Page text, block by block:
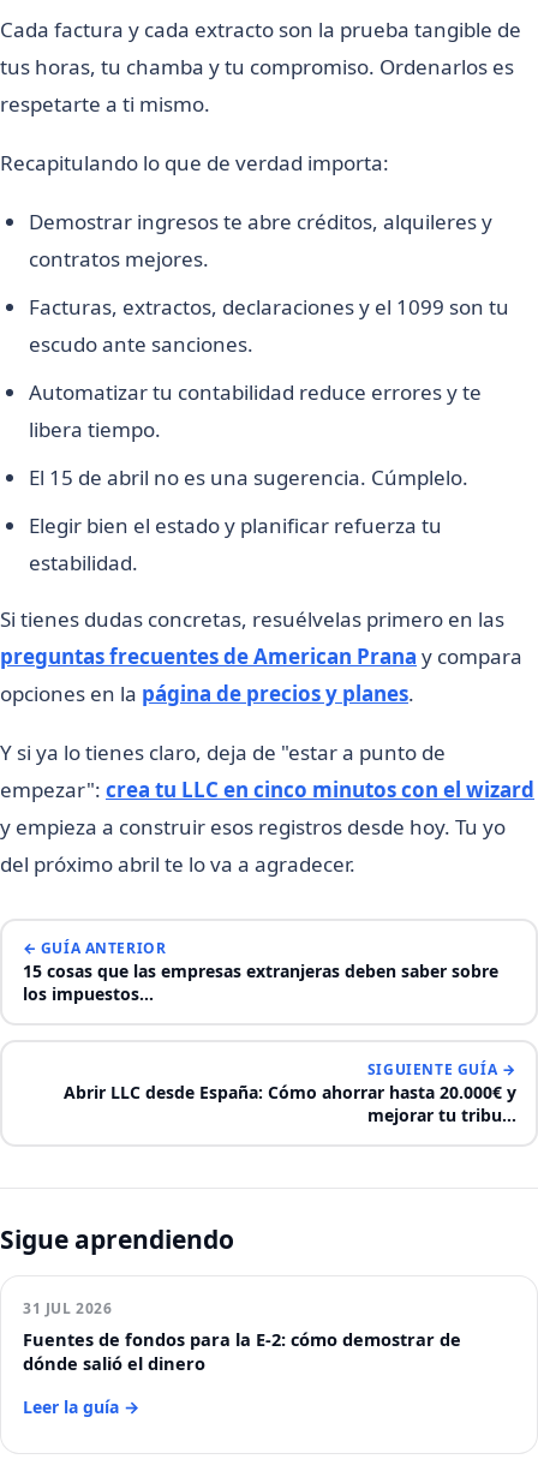
Cada factura y cada extracto son la prueba tangible de
tus horas, tu chamba y tu compromiso. Ordenarlos es
respetarte a ti mismo.
Recapitulando lo que de verdad importa:
Demostrar ingresos te abre créditos, alquileres y
contratos mejores.
Facturas, extractos, declaraciones y el 1099 son tu
escudo ante sanciones.
Automatizar tu contabilidad reduce errores y te
libera tiempo.
El 15 de abril no es una sugerencia. Cúmplelo.
Elegir bien el estado y planificar refuerza tu
estabilidad.
Si tienes dudas concretas, resuélvelas primero en las
preguntas frecuentes de American Prana y compara
opciones en la página de precios y planes.
Y si ya lo tienes claro, deja de "estar a punto de
empezar": crea tu LLC en cinco minutos con el wizard
y empieza a construir esos registros desde hoy. Tu yo
del próximo abril te lo va a agradecer.
← GUÍA ANTERIOR
15 cosas que las empresas extranjeras deben saber sobre
los impuestos…
SIGUIENTE GUÍA →
Abrir LLC desde España: Cómo ahorrar hasta 20.000€ y
mejorar tu tribu…
Sigue aprendiendo
31 JUL 2026
Fuentes de fondos para la E-2: cómo demostrar de
dónde salió el dinero
Leer la guía →